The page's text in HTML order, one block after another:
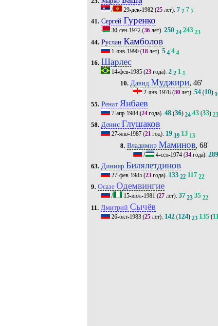
/ 29-дек-1982(25лет). 7 7 7 7
41. Сергей Гуренко
30-сен-1972(36лет). 250 24 243 23
44. Руслан Камболов
1-янв-1990(18лет). 5 4 4 4
16. Шарлес
14-фев-1985(23года). 2 2 1 1
10. Давид Муджири, 46'
2-янв-1978 (30 лет).54 (10)
55. Ренат Янбаев
7-апр-1984(24года). 48(36) 24 43(33) 23
58. Денис Глушаков
27-янв-1987(21год). 19 19 13 13
8. Владимир Маминов, 68'
/ 4-сен-1974 (34 года).
63. Динияр Билялетдинов
27-фев-1985(23года). 133 22 117 22
9. Осазе Одемвингие
/ 15-июл-1981 (27лет). 37 23 35 22
11. Дмитрий Сычёв
26-окт-1983(25лет). 142(124) 23 135(